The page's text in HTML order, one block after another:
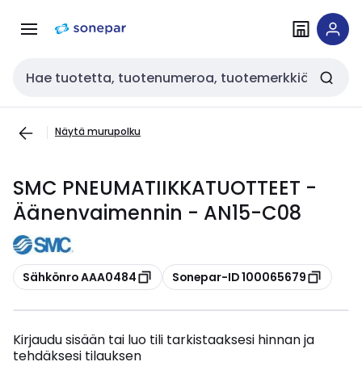
navigointiinsisältöön
Haku
Näytä murupolku
SMC PNEUMATIIKKATUOTTEET -
Äänenvaimennin - AN15-C08
Kopioi
Sähkönro AAA0484 Kopioi
Sonepar-ID 100065679
Kirjaudu sisään tai luo tili tarkistaaksesi hinnan ja
tehdäksesi tilauksen